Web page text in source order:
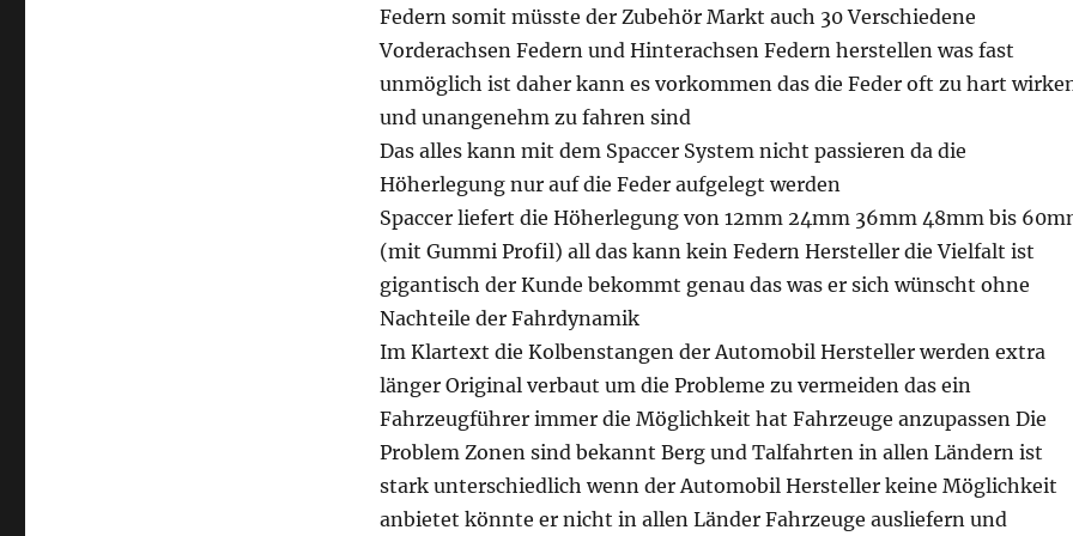
Federn somit müsste der Zubehör Markt auch 30 Verschiedene
Vorderachsen Federn und Hinterachsen Federn herstellen was fast
unmöglich ist daher kann es vorkommen das die Feder oft zu hart
und unangenehm zu fahren sind
Das alles kann mit dem Spaccer System nicht passieren da die
Höherlegung nur auf die Feder aufgelegt werden
Spaccer liefert die Höherlegung von 12mm 24mm 36mm 48mm bis
(mit Gummi Profil) all das kann kein Federn Hersteller die Vielfalt ist
gigantisch der Kunde bekommt genau das was er sich wünscht ohne
Nachteile der Fahrdynamik
Im Klartext die Kolbenstangen der Automobil Hersteller werden extra
länger Original verbaut um die Probleme zu vermeiden das ein
Fahrzeugführer immer die Möglichkeit hat Fahrzeuge anzupassen Die
Problem Zonen sind bekannt Berg und Talfahrten in allen Ländern ist
stark unterschiedlich wenn der Automobil Hersteller keine Möglichkeit
anbietet könnte er nicht in allen Länder Fahrzeuge ausliefern und